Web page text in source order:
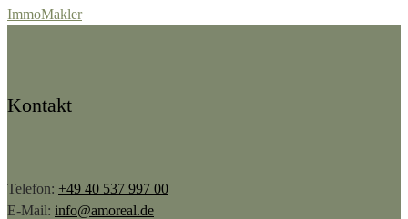
ImmoMakler
Kontakt
Telefon: +49 40 537 997 00
E-Mail: info@amoreal.de